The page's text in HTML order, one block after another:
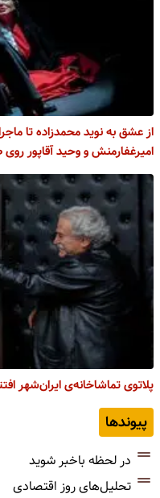
از عشق به نوید محمدزاده تا
امیرغفارمنش و وحید آقاپور روی
پلاتوی تماشاخانه‌ی ایران‌شهر
پیوندها
در لحظه باخبر شوید
تحلیل‌های روز اقتصادی